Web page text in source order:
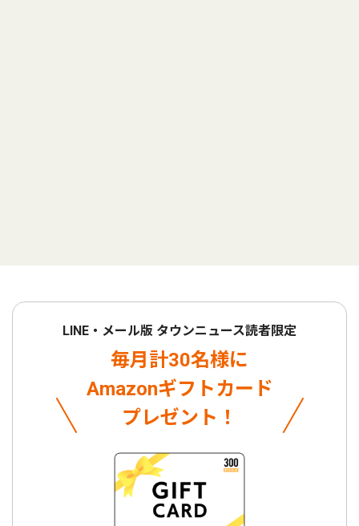
LINE・メール版 タウンニュース読者限定
毎月計30名様に
Amazonギフトカード
プレゼント！